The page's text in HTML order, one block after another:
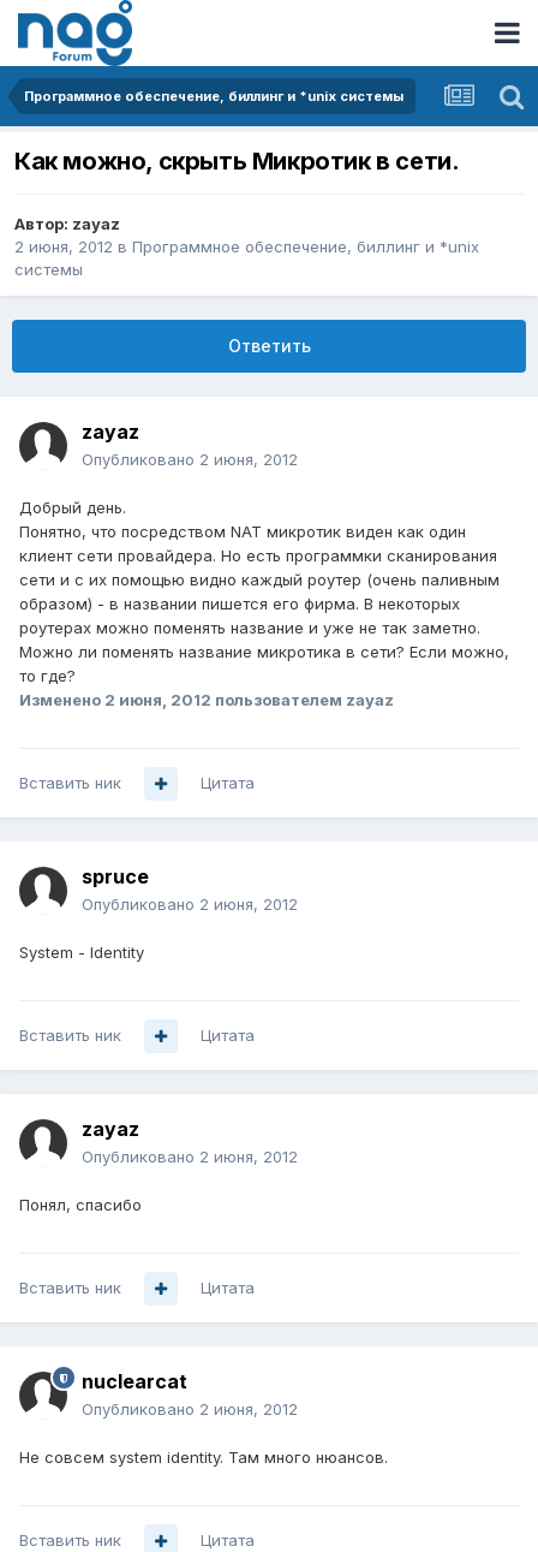
Программное обеспечение, биллинг и *unix системы
Как можно, скрыть Микротик в сети.
Автор: zayaz
2 июня, 2012 в Программное обеспечение, биллинг и *unix
системы
Ответить
zayaz
Опубликовано 2 июня, 2012
Добрый день.
Понятно, что посредством NАТ микротик виден как один
клиент сети провайдера. Но есть программки сканирования
сети и с их помощью видно каждый роутер (очень паливным
образом) - в названии пишется его фирма. В некоторых
роутерах можно поменять название и уже не так заметно.
Можно ли поменять название микротика в сети? Если можно,
то где?
Изменено 2 июня, 2012 пользователем zayaz
Вставить ник Цитата
spruce
Опубликовано 2 июня, 2012
System - Identity
Вставить ник Цитата
zayaz
Опубликовано 2 июня, 2012
Понял, спасибо
Вставить ник Цитата
nuclearcat
Опубликовано 2 июня, 2012
Не совсем system identity. Там много нюансов.
Вставить ник Цитата